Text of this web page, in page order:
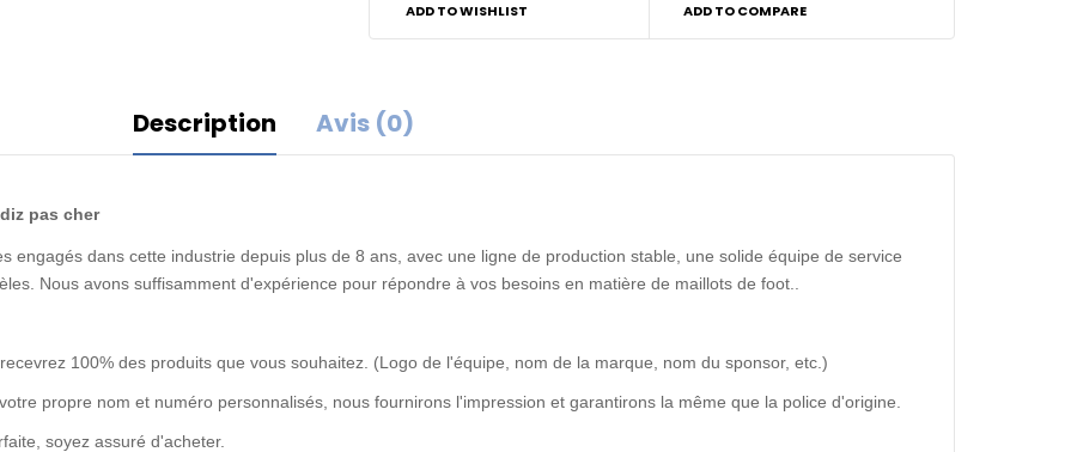
ADD TO WISHLIST ADD TO COMPARE
Description Avis (0)
pas cher
engagés dans cette industrie depuis plus de 8 ans, avec une ligne de production stable, une solide équipe de service
Nous avons suffisamment d'expérience pour répondre à vos besoins en matière de maillots de foot..
100% des produits que vous souhaitez. (Logo de l'équipe, nom de la marque, nom du sponsor, etc.)
propre nom et numéro personnalisés, nous fournirons l'impression et garantirons la même que la police d'origine.
soyez assuré d'acheter.